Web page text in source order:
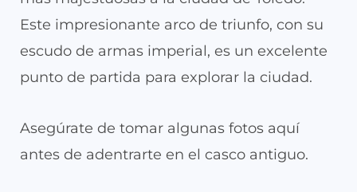
Este impresionante arco de triunfo, con su
escudo de armas imperial, es un excelente
punto de partida para explorar la ciudad.
Asegúrate de tomar algunas fotos aquí
antes de adentrarte en el casco antiguo.